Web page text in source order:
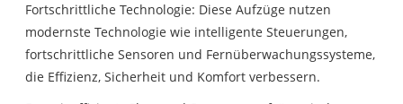
Fortschrittliche Technologie: Diese Aufzüge nutzen
modernste Technologie wie intelligente Steuerungen,
fortschrittliche Sensoren und Fernüberwachungssysteme,
die Effizienz, Sicherheit und Komfort verbessern.